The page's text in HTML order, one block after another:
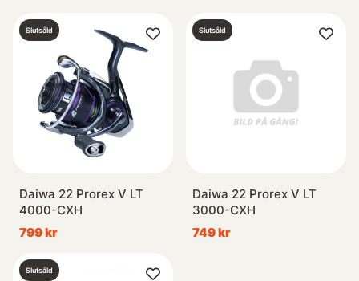
Slutsåld
Daiwa 22 Prorex V LT
4000-CXH
799 kr
Slutsåld
Daiwa 22 Prorex V LT
3000-CXH
749 kr
Slutsåld